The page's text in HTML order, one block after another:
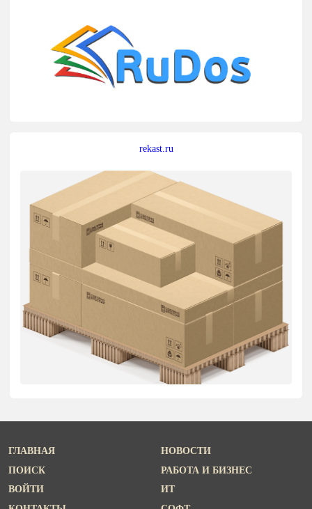
rekast.ru
ГЛАВНАЯ
ПОИСК
ВОЙТИ
НОВОСТИ
РАБОТА И БИЗНЕС
ИТ